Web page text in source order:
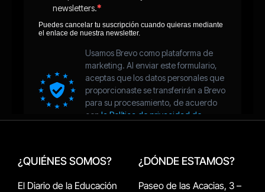
¿QUIÉNES SOMOS?
El Diario de la Educación
¿DÓNDE ESTAMOS?
Paseo de las Acacias, 3 –